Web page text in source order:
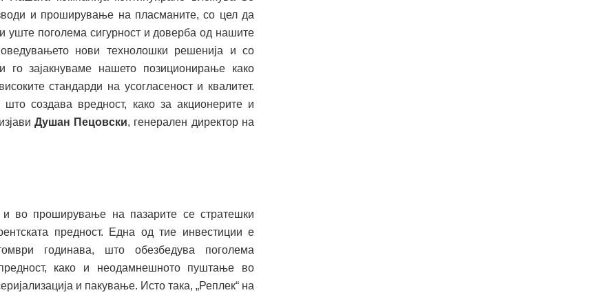
и проширување на пласманите, со цел да
уште поголема сигурност и доверба од нашите
нови технолошки решенија и со
го зајакнуваме нашето позиционирање како
стандарди на усогласеност и квалитет.
создава вредност, како за акционерите и
Душан Пецовски, генерален директор на
и во проширување на пазарите се стратешки
предност. Една од тие инвестиции е
годинава, што обезбедува поголема
предност, како и неодамнешното пуштање во
и пакување. Исто така, „Реплек“ на